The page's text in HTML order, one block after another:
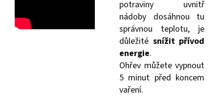
potraviny uvnitř
nádoby dosáhnou tu
správnou teplotu, je
důležité snížit přívod
energie.
Ohřev můžete vypnout
5 minut před koncem
vaření.